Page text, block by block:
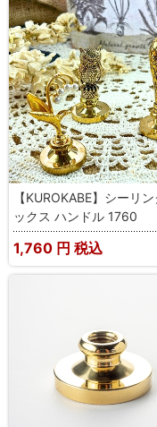
【KUROKABE】シーリ
ックス ハンドル 1760
1,760 円 税込